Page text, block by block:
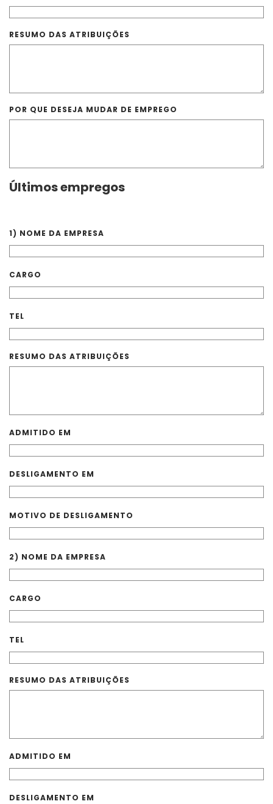
RESUMO DAS ATRIBUIÇÕES
POR QUE DESEJA MUDAR DE EMPREGO
Últimos empregos
1) NOME DA EMPRESA
CARGO
TEL
RESUMO DAS ATRIBUIÇÕES
ADMITIDO EM
DESLIGAMENTO EM
MOTIVO DE DESLIGAMENTO
2) NOME DA EMPRESA
CARGO
TEL
RESUMO DAS ATRIBUIÇÕES
ADMITIDO EM
DESLIGAMENTO EM